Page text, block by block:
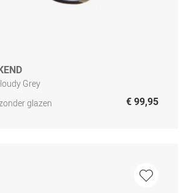
Grey
glazen
€ 99,95